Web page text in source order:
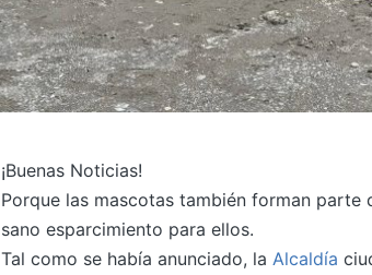
¡Buenas Noticias!
Porque las mascotas también forman parte
sano esparcimiento para ellos.
Tal como se había anunciado, la Alcaldía